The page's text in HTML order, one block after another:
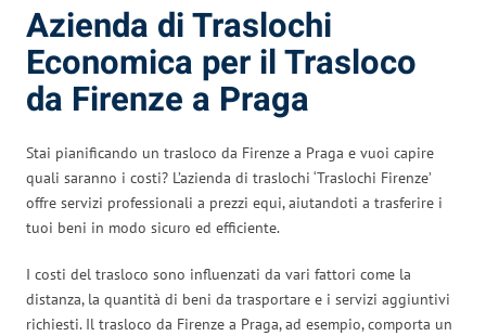
Azienda di Traslochi
Economica per il Trasloco
da Firenze a Praga
Stai pianificando un trasloco da Firenze a Praga e vuoi capire
quali saranno i costi? L’azienda di traslochi ‘Traslochi Firenze’
offre servizi professionali a prezzi equi, aiutandoti a trasferire i
tuoi beni in modo sicuro ed efficiente.
I costi del trasloco sono influenzati da vari fattori come la
distanza, la quantità di beni da trasportare e i servizi aggiuntivi
richiesti. Il trasloco da Firenze a Praga, ad esempio, comporta un